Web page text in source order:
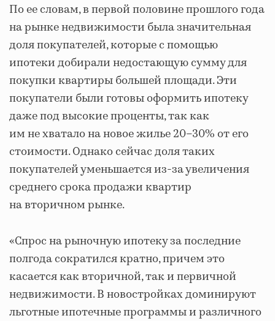
По ее словам, в первой половине прошлого года
на рынке недвижимости была значительная
доля покупателей, которые с помощью
ипотеки добирали недостающую сумму для
покупки квартиры большей площади. Эти
покупатели были готовы оформить ипотеку
даже под высокие проценты, так как
им не хватало на новое жилье 20–30% от его
стоимости. Однако сейчас доля таких
покупателей уменьшается из-за увеличения
среднего срока продажи квартир
на вторичном рынке.
«Спрос на рыночную ипотеку за последние
полгода сократился кратно, причем это
касается как вторичной, так и первичной
недвижимости. В новостройках доминируют
льготные ипотечные программы и различного